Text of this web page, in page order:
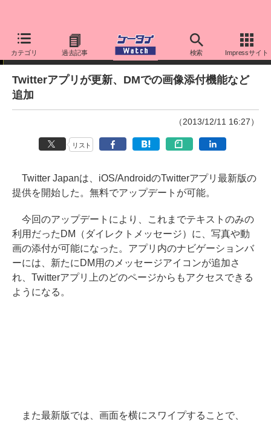
カテゴリ 過去記事 検索 Impressサイト
ニュース
Twitterアプリが更新、DMでの画像添付機能など
追加
（2013/12/11 16:27）
リスト
Twitter Japanは、iOS/AndroidのTwitterアプリ最新版の
提供を開始した。無料でアップデートが可能。
今回のアップデートにより、これまでテキストのみの
利用だったDM（ダイレクトメッセージ）に、写真や動
画の添付が可能になった。アプリ内のナビゲーションバ
ーには、新たにDM用のメッセージアイコンが追加さ
れ、Twitterアプリ上のどのページからもアクセスできる
ようになる。
また最新版では、画面を横にスワイプすることで、